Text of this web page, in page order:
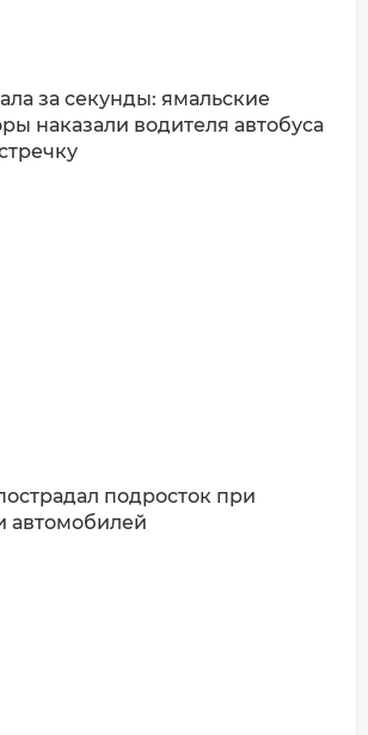
за секунды: ямальские
наказали водителя автобуса
подросток при
автомобилей